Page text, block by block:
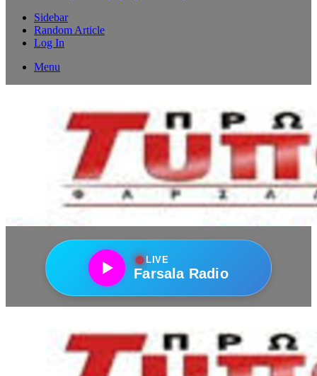
Sidebar
Random Article
Log In
Menu
●LIVE
Farsala Radio